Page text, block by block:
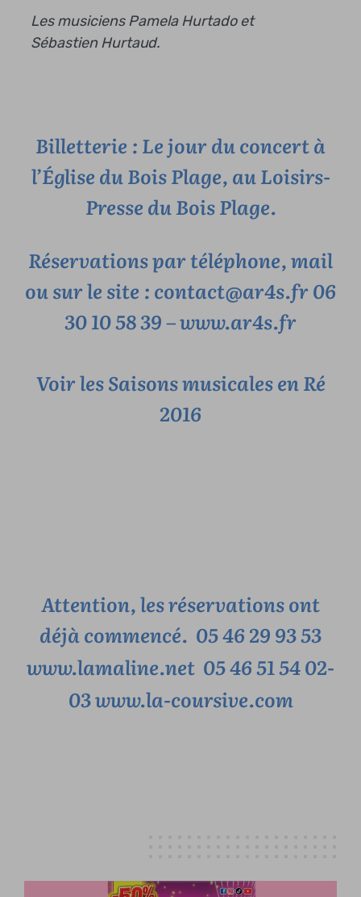
Les musiciens Pamela Hurtado et
Sébastien Hurtaud.
Billetterie : Le jour du concert à
l’Église du Bois Plage, au Loisirs-
Presse du Bois Plage.
Réservations par téléphone, mail
ou sur le site : contact@ar4s.fr 06
30 10 58 39 –www.ar4s.fr
Voir lesSaisons musicales en Ré
2016
Attention, les réservations ont
déjà commencé. 05 46 29 93 53
www.lamaline.net 05 46 51 54 02-
03www.la-coursive.com